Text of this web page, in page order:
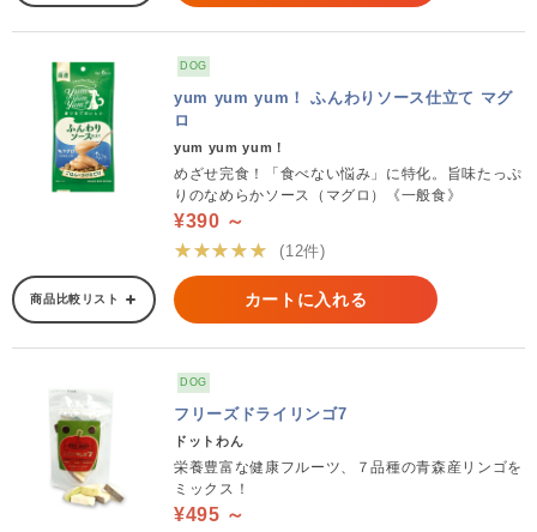
DOG
yum yum yum！ ふんわりソース仕立て マグ
ロ
yum yum yum！
めざせ完食！「食べない悩み」に特化。旨味たっぷ
りのなめらかソース（マグロ）《一般食》
¥390 ～
★★★★★
(12件)
商品比較リスト カートに入れる
DOG
フリーズドライリンゴ7
ドットわん
栄養豊富な健康フルーツ、７品種の青森産リンゴを
ミックス！
¥495 ～